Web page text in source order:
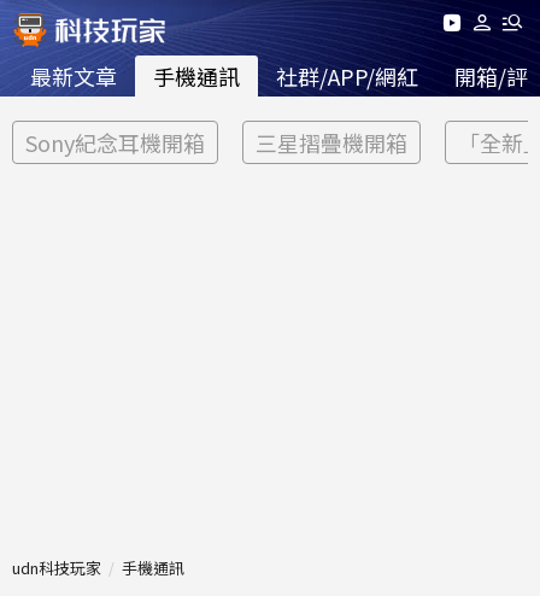
最新文章 手機通訊 社群/APP/網紅 開箱/評
Sony紀念耳機開箱 三星摺疊機開箱 「全新
udn科技玩家 手機通訊